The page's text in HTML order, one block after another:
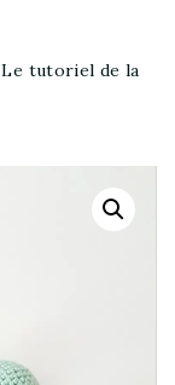
Le tutoriel de la